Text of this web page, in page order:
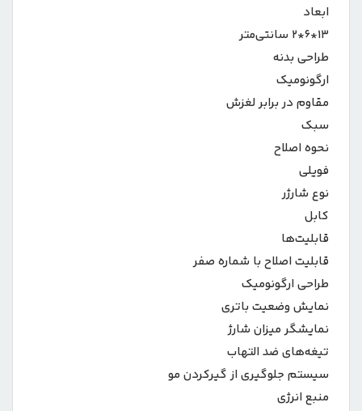
ابعاد
۱۳*۶*۲ سانتی‌متر
طراحی بدنه
ارگونومیک
مقاوم در برابر لغزش
سبک
نحوه اصلاح
فویلی
نوع شارژر
کابل
قابلیت‌ها
قابلیت اصلاح با شماره صفر
طراحی ارگونومیک
نمایش وضعیت باتری
نمایشگر میزان شارژ
تیغه‌های ضد التهاب
سیستم جلوگیری از گیرکردن مو
منبع انرژی